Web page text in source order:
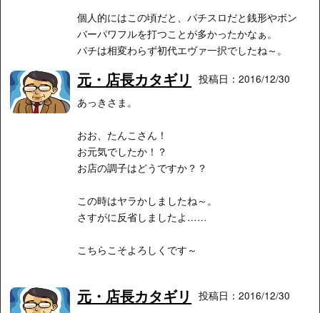
個人的にはこの頃だと、パチスロだと銭形やボン
バーパワフルを打つことが多かったかなぁ。
パチは相変わらず初代エヴァ一択でしたね～。
元・店長カタギリ
投稿日：2016/12/30
あっきさま。
おお、たんこさん！
お元気でしたか！？
お店の調子はどうですか？？
この時はヤラかしましたね～。
さすがに反省しましたよ……
こちらこそよろしくです～
元・店長カタギリ
投稿日：2016/12/30